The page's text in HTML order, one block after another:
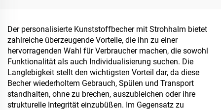
Der personalisierte Kunststoffbecher mit Strohhalm bietet
zahlreiche überzeugende Vorteile, die ihn zu einer
hervorragenden Wahl für Verbraucher machen, die sowohl
Funktionalität als auch Individualisierung suchen. Die
Langlebigkeit stellt den wichtigsten Vorteil dar, da diese
Becher wiederholtem Gebrauch, Spülen und Transport
standhalten, ohne zu brechen, auszubleichen oder ihre
strukturelle Integrität einzubüßen. Im Gegensatz zu